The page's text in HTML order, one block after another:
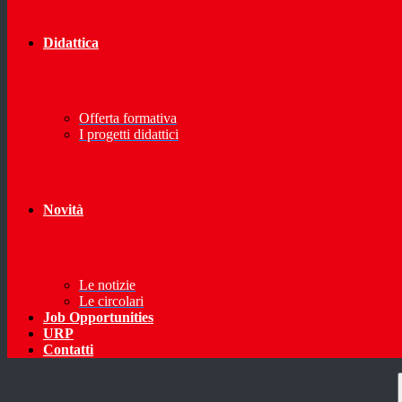
Didattica
Offerta formativa
I progetti didattici
Novità
Le notizie
Le circolari
Job Opportunities
URP
Contatti